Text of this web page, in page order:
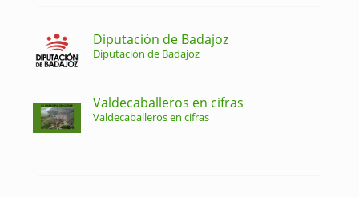
Diputación de Badajoz
Diputación de Badajoz
Valdecaballeros en cifras
Valdecaballeros en cifras